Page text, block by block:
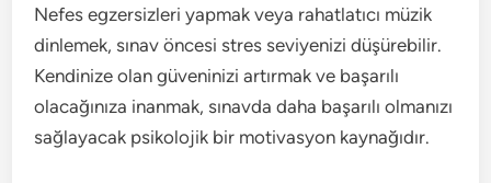
Nefes egzersizleri yapmak veya rahatlatıcı müzik
dinlemek, sınav öncesi stres seviyenizi düşürebilir.
Kendinize olan güveninizi artırmak ve başarılı
olacağınıza inanmak, sınavda daha başarılı olmanızı
sağlayacak psikolojik bir motivasyon kaynağıdır.